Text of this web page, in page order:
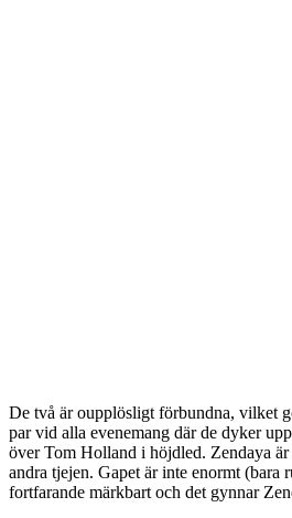
De två är oupplösligt förbundna, vilket
par vid alla evenemang där de dyker
över Tom Holland i höjdled. Zendaya är
andra tjejen. Gapet är inte enormt (bara
fortfarande märkbart och det gynnar